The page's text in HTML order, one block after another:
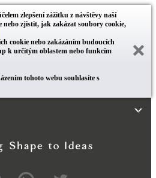
zlepšení zážitku z návštěvy naší
zjistit, jak zakázat soubory cookie,
cookie nebo zakázáním budoucích
k určitým oblastem nebo funkcím
tohoto webu souhlasíte s